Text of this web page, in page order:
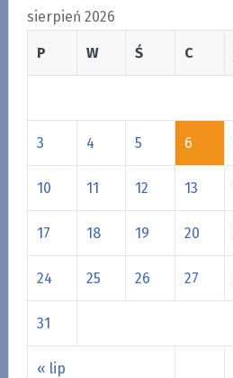
sierpień 2026
P W Ś C
« lip
3 4 5 6
10 11 12 13
17 18 19 20
24 25 26 27
31